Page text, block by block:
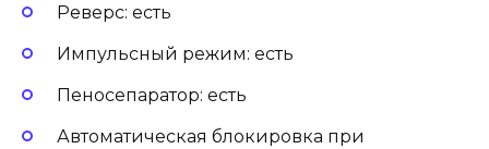
Реверс: есть
Импульсный режим: есть
Пеносепаратор: есть
Автоматическая блокировка при